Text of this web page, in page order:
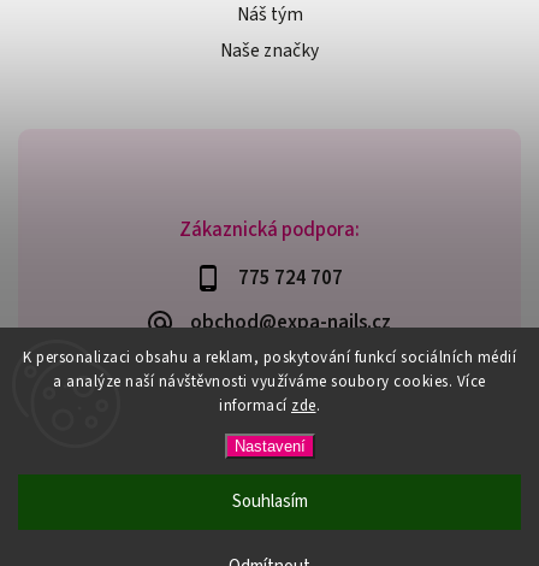
K personalizaci obsahu a reklam, poskytování funkcí sociálních médií
a analýze naší návštěvnosti využíváme soubory cookies. Více
informací zde.
Nastavení
Souhlasím
PŘI NÁKUPU NAD 600,- MÁTE DOPRAVU ZDARMA / DÁREK K
NÁKUPU! VYBERTE SI HO PŘI OBJEDNÁVCE NAD 1500,- NEBO
Zákaznická podpora:
775 724 707
obchod@expa-nails.cz
Náš tým
Naše značky
Expanails.cz. Všechna práva vyhrazena.
Upravit nastavení cookies
VytvořilShoptet | Design